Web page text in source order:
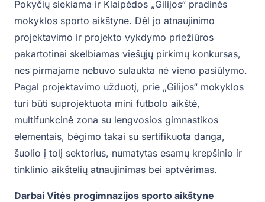
Pokyčių siekiama ir Klaipėdos „Gilijos“ pradinės
mokyklos sporto aikštyne. Dėl jo atnaujinimo
projektavimo ir projekto vykdymo priežiūros
pakartotinai skelbiamas viešųjų pirkimų konkursas,
nes pirmajame nebuvo sulaukta nė vieno pasiūlymo.
Pagal projektavimo užduotį, prie „Gilijos“ mokyklos
turi būti suprojektuota mini futbolo aikštė,
multifunkcinė zona su lengvosios gimnastikos
elementais, bėgimo takai su sertifikuota danga,
šuolio į tolį sektorius, numatytas esamų krepšinio ir
tinklinio aikštelių atnaujinimas bei aptvėrimas.
Darbai Vitės progimnazijos sporto aikštyne